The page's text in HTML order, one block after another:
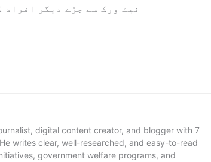
نیٹ ورک سے جڑے دیگر
digital content creator, and blogger with 7
writes clear, well-researched, and easy-to-read
government welfare programs, and